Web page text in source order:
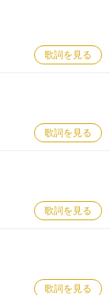
歌詞を見る
歌詞を見る
歌詞を見る
歌詞を見る